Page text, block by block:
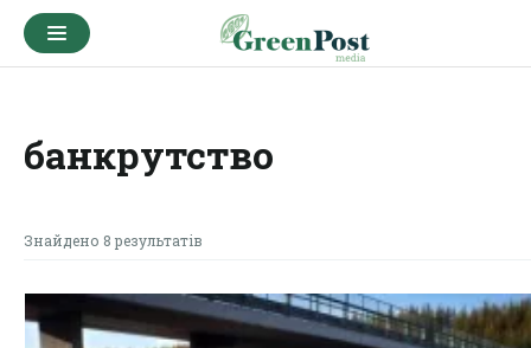
банкрутство
Знайдено 8 результатів